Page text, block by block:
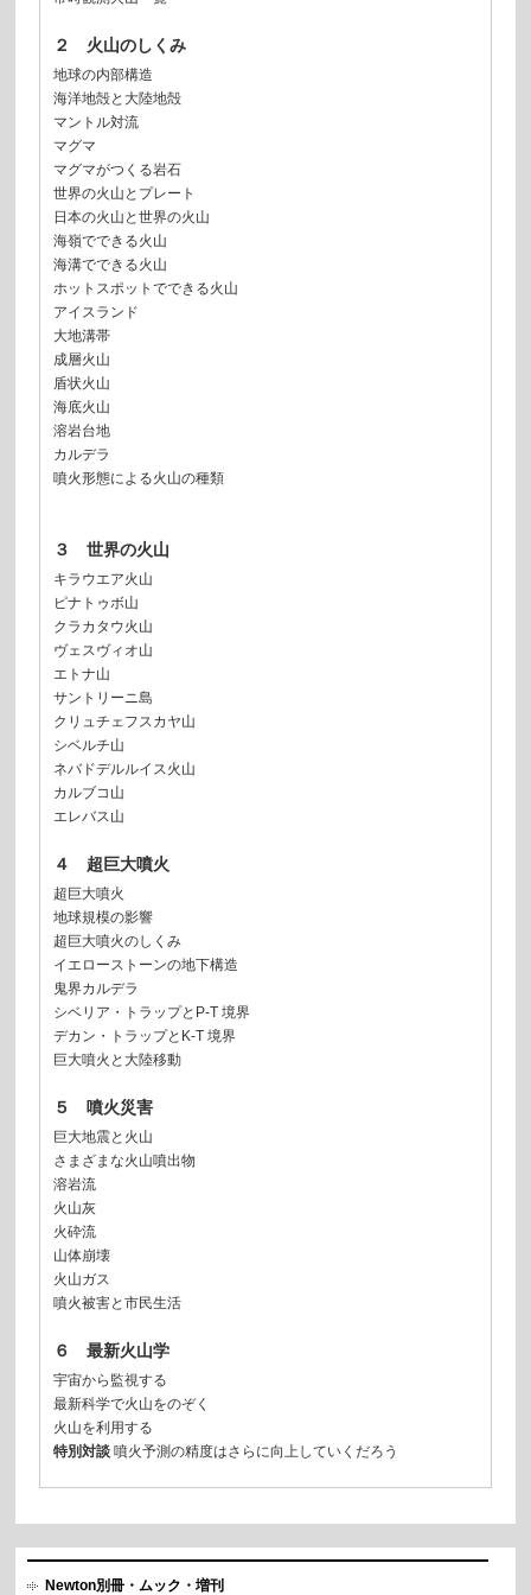
２ 火山のしくみ
地球の内部構造
海洋地殻と大陸地殻
マントル対流
マグマ
マグマがつくる岩石
世界の火山とプレート
日本の火山と世界の火山
海嶺でできる火山
海溝でできる火山
ホットスポットでできる火山
アイスランド
大地溝帯
成層火山
盾状火山
海底火山
溶岩台地
カルデラ
噴火形態による火山の種類
３ 世界の火山
キラウエア火山
ピナトゥボ山
クラカタウ火山
ヴェスヴィオ山
エトナ山
サントリーニ島
クリュチェフスカヤ山
シベルチ山
ネバドデルルイス火山
カルブコ山
エレバス山
４ 超巨大噴火
超巨大噴火
地球規模の影響
超巨大噴火のしくみ
イエローストーンの地下構造
鬼界カルデラ
シベリア・トラップとP-T 境界
デカン・トラップとK-T 境界
巨大噴火と大陸移動
５ 噴火災害
巨大地震と火山
さまざまな火山噴出物
溶岩流
火山灰
火砕流
山体崩壊
火山ガス
噴火被害と市民生活
６ 最新火山学
宇宙から監視する
最新科学で火山をのぞく
火山を利用する
特別対談 噴火予測の精度はさらに向上していくだろう
Newton別冊・ムック・増刊